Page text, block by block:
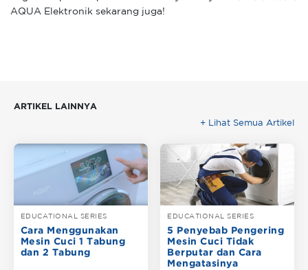
AQUA Elektronik sekarang juga!
ARTIKEL LAINNYA
+ Lihat Semua Artikel
EDUCATIONAL SERIES
Cara Menggunakan
Mesin Cuci 1 Tabung
dan 2 Tabung
EDUCATIONAL SERIES
5 Penyebab Pengering
Mesin Cuci Tidak
Berputar dan Cara
Mengatasinya